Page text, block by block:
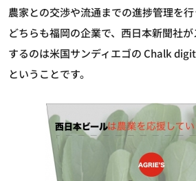
農家との交渉や流通までの進捗管理を行
どちらも福岡の企業で、西日本新聞社
するのは米国サンディエゴの Chalk
ということです。